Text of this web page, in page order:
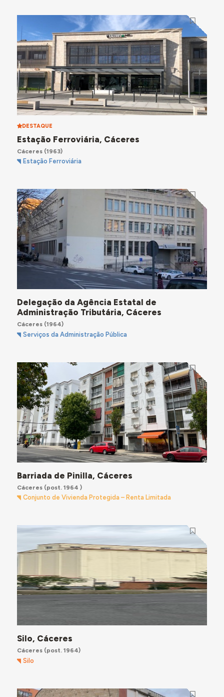
DESTAQUE
Estação Ferroviária, Cáceres
Cáceres(1963)
Estação Ferroviária
Delegação da Agência Estatal de
Administração Tributária, Cáceres
Cáceres(1964)
Serviços da Administração Pública
Barriada de Pinilla, Cáceres
Cáceres(post. 1964 )
Conjunto de Vivienda Protegida – Renta Limitada
Silo, Cáceres
Cáceres(post. 1964)
Silo